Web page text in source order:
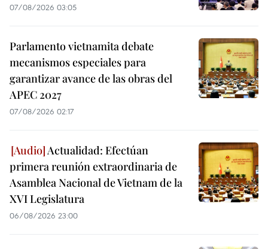
07/08/2026 03:05
Parlamento vietnamita debate
mecanismos especiales para
garantizar avance de las obras del
APEC 2027
07/08/2026 02:17
Actualidad: Efectúan
primera reunión extraordinaria de
Asamblea Nacional de Vietnam de la
XVI Legislatura
06/08/2026 23:00